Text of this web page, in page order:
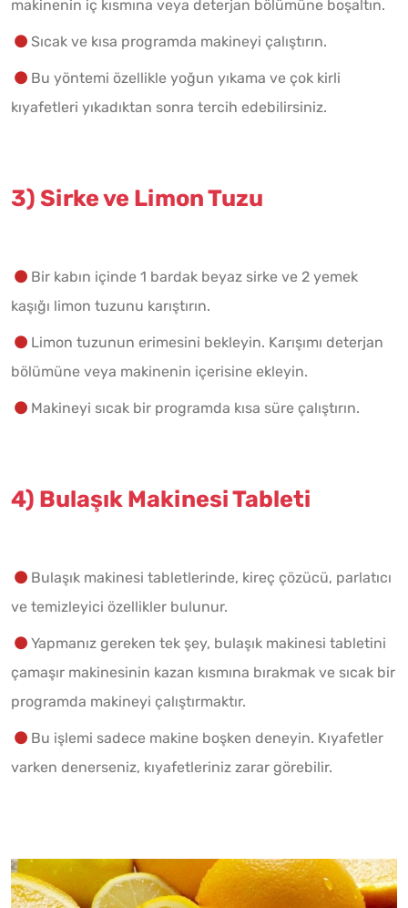
makinenin iç kısmına veya deterjan bölümüne boşaltın.
Sıcak ve kısa programda makineyi çalıştırın.
Bu yöntemi özellikle yoğun yıkama ve çok kirli
kıyafetleri yıkadıktan sonra tercih edebilirsiniz.
3) Sirke ve Limon Tuzu
Bir kabın içinde 1 bardak beyaz sirke ve 2 yemek
kaşığı limon tuzunu karıştırın.
Limon tuzunun erimesini bekleyin. Karışımı deterjan
bölümüne veya makinenin içerisine ekleyin.
Makineyi sıcak bir programda kısa süre çalıştırın.
4) Bulaşık Makinesi Tableti
Bulaşık makinesi tabletlerinde, kireç çözücü, parlatıcı
ve temizleyici özellikler bulunur.
Yapmanız gereken tek şey, bulaşık makinesi tabletini
çamaşır makinesinin kazan kısmına bırakmak ve sıcak bir
programda makineyi çalıştırmaktır.
Bu işlemi sadece makine boşken deneyin. Kıyafetler
varken denerseniz, kıyafetleriniz zarar görebilir.